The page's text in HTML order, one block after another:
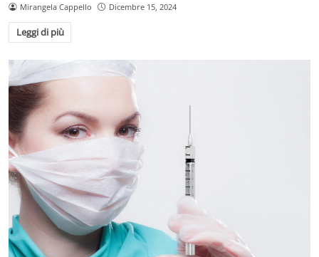
Mirangela Cappello Dicembre 15, 2024
Leggi di più